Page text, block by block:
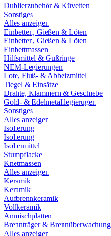
Dublierzubehör & Küvetten
Sonstiges
Alles anzeigen
Einbetten, Gießen & Löten
Einbetten, Gießen & Löten
Einbettmassen
Hilfsmittel & Gußringe
NEM-Legierungen
Lote, Fluß- & Abbeizmittel
Tiegel & Einsätze
Drähte, Klammern & Geschiebe
Gold- & Edelmetalllegierugen
Sonstiges
Alles anzeigen
Isolierung
Isolierung
Isoliermittel
Stumpflacke
Knetmassen
Alles anzeigen
Keramik
Keramik
Aufbrennkeramik
Vollkeramik
Anmischplatten
Brennträger & Brennüberwachung
Alles anzeigen